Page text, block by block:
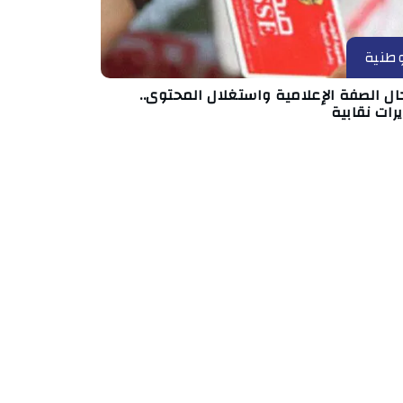
الصفة الإعلامية واستغلال المحتوى..
نقابية